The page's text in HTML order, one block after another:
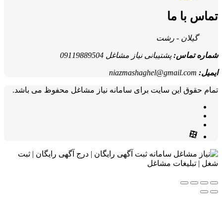
تماس با ما
گیلان - رشت
شماره تماس:پشتیبانی نیاز مشاغل 09119889504
ایمیل: niazmashaghel@gmail.com
تمام حقوق این سایت برای سامانه نیاز مشاغل محفوظ می باشد.